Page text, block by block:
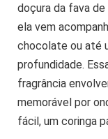
doçura da fava
ela vem
chocolate ou até
profundidade.
fragrância
memorável por
fácil, um coringa